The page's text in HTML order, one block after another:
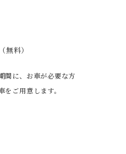
（無料）
間に、お車が必要な方
をご用意します。